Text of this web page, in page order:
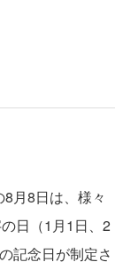
月8日は、様々
日（1月1日、2
記念日が制定さ